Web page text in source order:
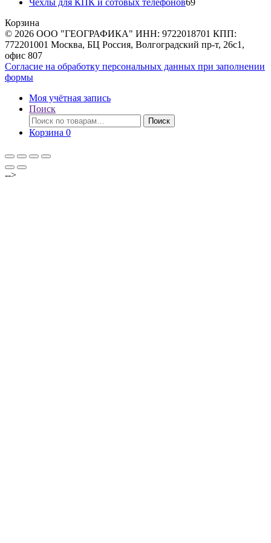
Чехлы для КПК и сотовых телефонов69
Корзина
© 2026 ООО "ГЕОГРАФИКА" ИНН: 9722018701 КПП:
772201001 Москва, БЦ Россия, Волгоградский пр-т, 26с1,
офис 807
Согласие на обработку персональных данных при заполнении
формы
Моя учётная запись
Поиск
Искать:
Поиск
Корзина 0
-->